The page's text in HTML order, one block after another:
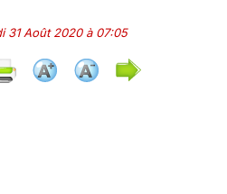
31 Août 2020 à 07:05